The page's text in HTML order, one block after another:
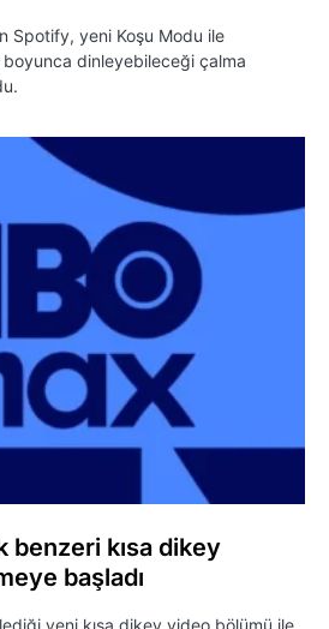
Spotify, yeni Koşu Modu ile
dinleyebileceği çalma
benzeri kısa dikey
başladı
yeni kısa dikey video bölümü ile